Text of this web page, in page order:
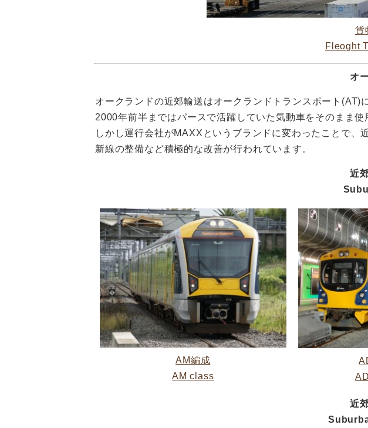
貨
Fleoght
オ
オークランドの近郊輸送はオークランドトランスポート(AT)
2000年前半まではパースで活躍していた気動車をそのまま
しかし運行会社がMAXXというブランドに変わったことで
新線の整備など積極的な改善が行われています。
近
AM編成
AM class
近